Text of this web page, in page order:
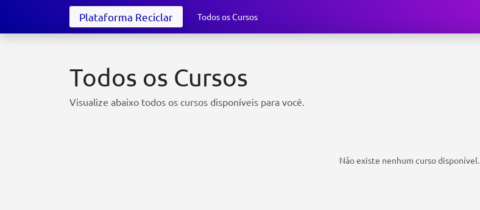
Plataforma Reciclar Todos os Cursos
Todos os Cursos
Visualize abaixo todos os cursos disponíveis para você.
Não existe nenhum curso disponível.